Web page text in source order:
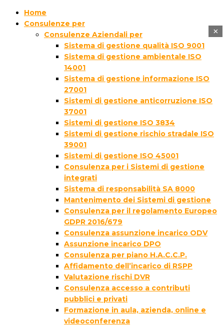
Home
Consulenze per
Consulenze Aziendali per
Sistema di gestione qualità ISO 9001
Sistema di gestione ambientale ISO
14001
Sistema di gestione informazione ISO
27001
Sistemi di gestione anticorruzione ISO
37001
Sistemi di gestione ISO 3834
Sistemi di gestione rischio stradale ISO
39001
Sistemi di gestione ISO 45001
Consulenza per i Sistemi di gestione
integrati
Sistema di responsabilità SA 8000
Mantenimento dei Sistemi di gestione
Consulenza per il regolamento Europeo
GDPR 2016/679
Consulenza assunzione incarico ODV
Assunzione incarico DPO
Consulenza per piano H.A.C.C.P.
Affidamento dell’incarico di RSPP
Valutazione rischi DVR
Consulenza accesso a contributi
pubblici e privati
Formazione in aula, azienda, online e
videoconferenza
×